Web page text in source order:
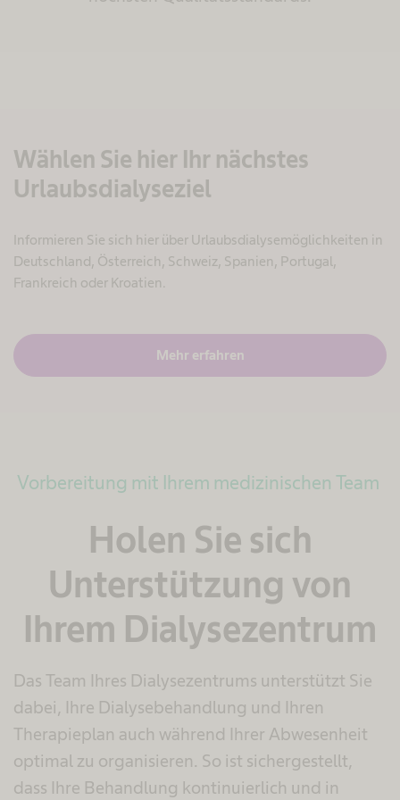
Wählen Sie hier Ihr nächstes
Urlaubsdialyseziel
Informieren Sie sich hier über Urlaubsdialysemöglichkeiten in
Deutschland, Österreich, Schweiz, Spanien, Portugal,
Frankreich oder Kroatien.
Mehr erfahren
Vorbereitung mit Ihrem medizinischen Team
Holen Sie sich
Unterstützung von
Ihrem Dialysezentrum
Das Team Ihres Dialysezentrums unterstützt Sie
dabei, Ihre Dialysebehandlung und Ihren
Therapieplan auch während Ihrer Abwesenheit
optimal zu organisieren. So ist sichergestellt,
dass Ihre Behandlung kontinuierlich und in